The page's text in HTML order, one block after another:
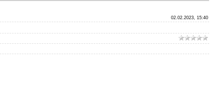
02.02.2023, 15:40